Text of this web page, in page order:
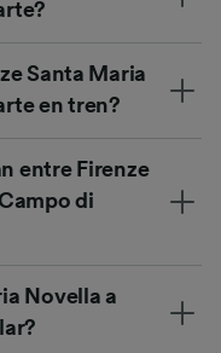
Santa Maria
en tren?
entre Firenze
di
Novella a